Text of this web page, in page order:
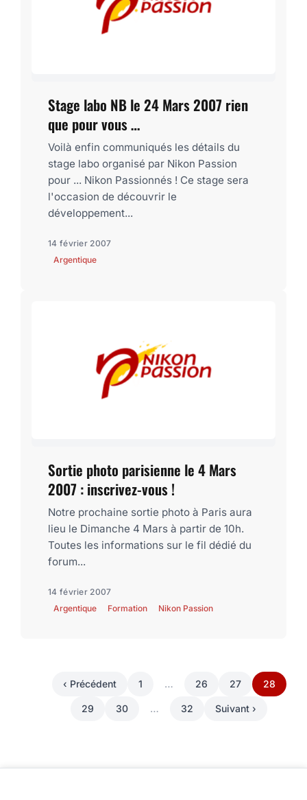
Stage labo NB le 24 Mars 2007 rien
que pour vous …
Voilà enfin communiqués les détails du
stage labo organisé par Nikon Passion
pour ... Nikon Passionnés ! Ce stage sera
l'occasion de découvrir le
développement...
14 février 2007
Argentique
Sortie photo parisienne le 4 Mars
2007 : inscrivez-vous !
Notre prochaine sortie photo à Paris aura
lieu le Dimanche 4 Mars à partir de 10h.
Toutes les informations sur le fil dédié du
forum...
14 février 2007
Argentique
Formation Nikon Passion
‹ Précédent 1 … 26 27 28
29 30 … 32 Suivant ›